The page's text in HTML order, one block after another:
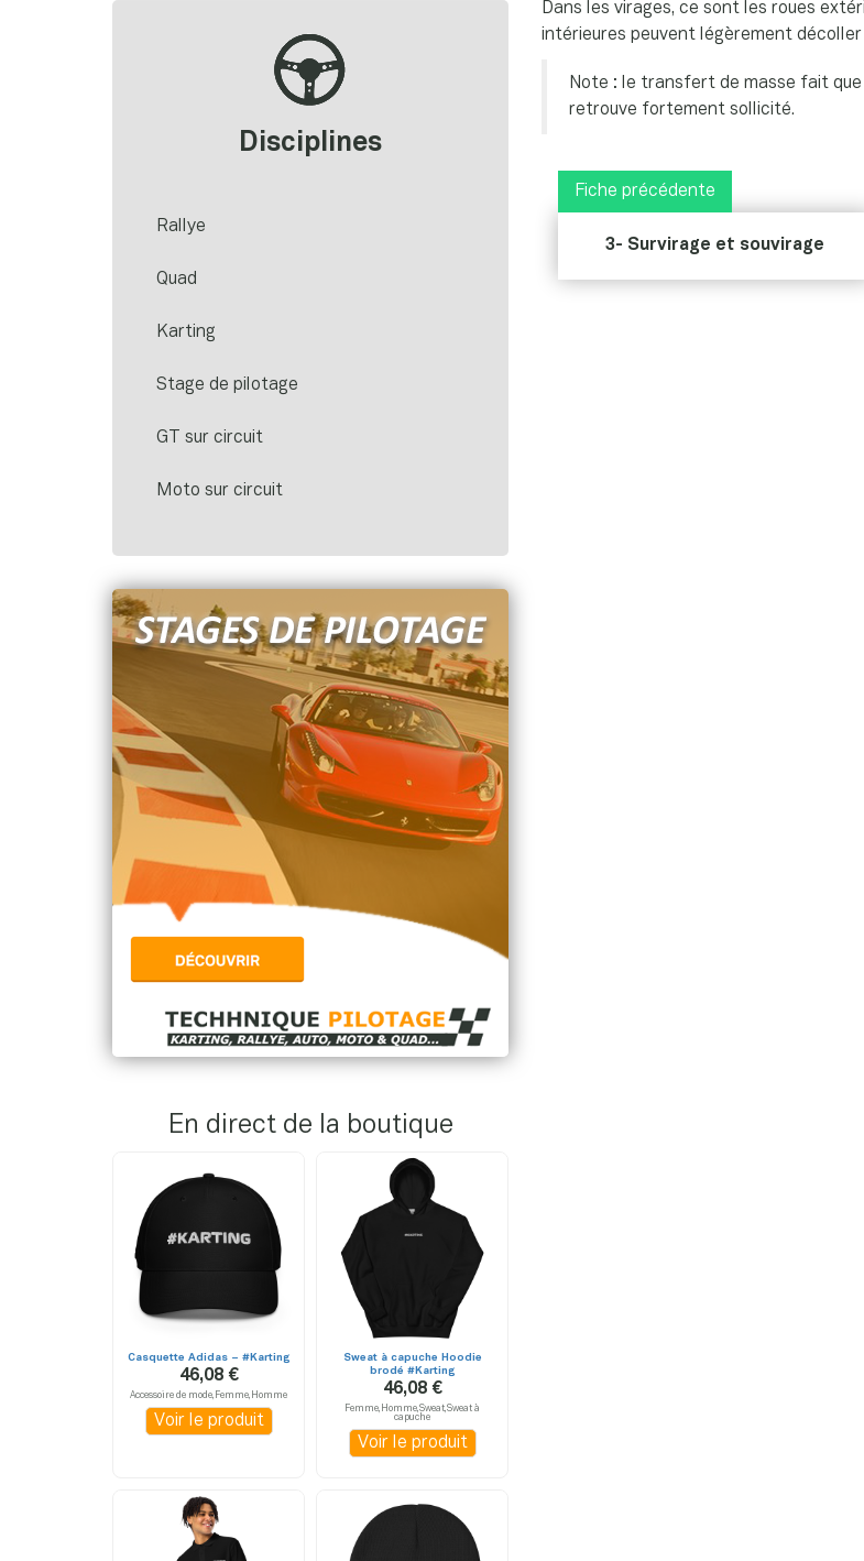
Dans les virages, ce sont les roues
intérieures peuvent légèrement décoller
Note : le transfert de masse fait que
retrouve fortement sollicité.
Fiche précédente
3- Survirage et souvirage
Disciplines
Rallye
Quad
Karting
Stage de pilotage
GT sur circuit
Moto sur circuit
En direct de la boutique
Casquette Adidas – #Karting
46,08 €
Accessoire de mode,Femme,Homme
Voir le produit
Sweat à capuche Hoodie
brodé #Karting
46,08 €
Femme,Homme,Sweat,Sweat à
capuche
Voir le produit